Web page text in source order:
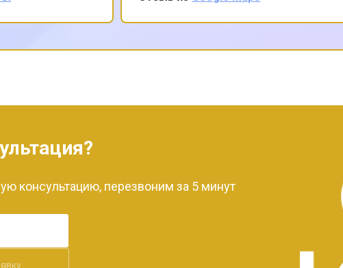
рекомендовать
ценит качество
профессиональный подход.
консультацию, перезвоним за 5 минут